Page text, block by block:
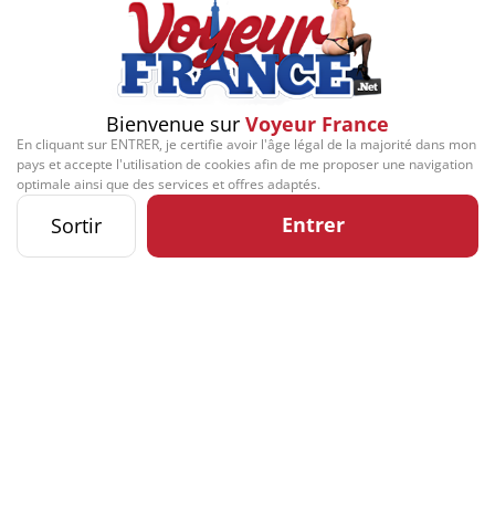
Bienvenue sur Voyeur France
En cliquant sur ENTRER, je certifie avoir l'âge légal de la majorité dans mon
pays et accepte l'utilisation de cookies afin de me proposer une navigation
optimale ainsi que des services et offres adaptés.
Sortir Entrer